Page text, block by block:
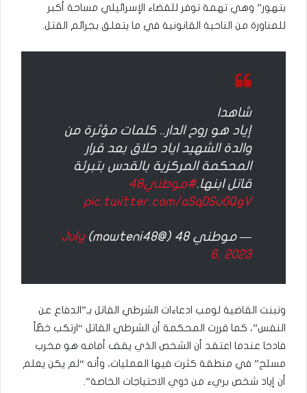
بتهور” وهي تهمة توفر للقضاء الإسرائيلي مساحة أكبر
للمناورة من الناحية القانونية في ما يتعلق بجرائم القتل.
شاهد|
إياد هو روح الدار.. كلمات مؤثرة من
والدة الشهيد اياد حلاق بعد قرار
المحكمة المركزية بالقدس بتبرئة
قاتل ابنها.#موطني48
pic.twitter.com/aSqDSuOQgV
— موطني 48 (@mawteni48)
July
6, 2023
وتبنت القاضية لومب ادعاءات الشرطي القاتل بـ”الدفاع عن
النفس”، كما قررت المحكمة أن الشرطي القاتل “ارتكب خطًأ
فادحا عندما اعتقد أن الشخص الذي يقف أمامه هو مخرب
مسلح” في منطقة كثرت فيها العمليات، وأنه “لم يكن يعلم
أن إياد شخص بريء من ذوي الاحتياجات الخاصة”.